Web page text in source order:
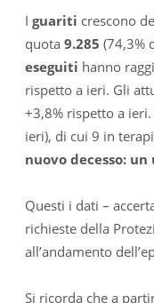
I guariti crescono
quota 9.285 (74,3%
eseguiti hanno
rispetto a ieri. Gli
+3,8% rispetto a
ieri), di cui 9 in
nuovo decesso:
Questi i dati –
richieste della
all’andamento
Si ricorda che a